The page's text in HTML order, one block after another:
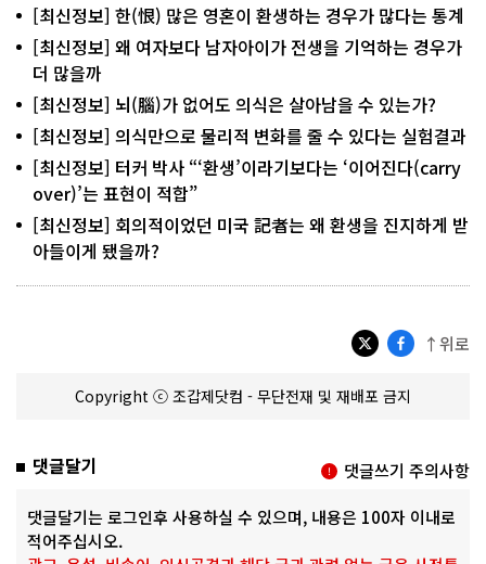
[최신정보] 한(恨) 많은 영혼이 환생하는 경우가 많다는 통계
[최신정보] 왜 여자보다 남자아이가 전생을 기억하는 경우가
더 많을까
[최신정보] 뇌(腦)가 없어도 의식은 살아남을 수 있는가?
[최신정보] 의식만으로 물리적 변화를 줄 수 있다는 실험결과
[최신정보] 터커 박사 “‘환생’이라기보다는 ‘이어진다(carry
over)’는 표현이 적합”
[최신정보] 회의적이었던 미국 記者는 왜 환생을 진지하게 받
아들이게 됐을까?
↑위로
Copyright ⓒ 조갑제닷컴 - 무단전재 및 재배포 금지
댓글달기 댓글쓰기 주의사항
댓글달기는 로그인후 사용하실 수 있으며, 내용은 100자 이내로
적어주십시오.